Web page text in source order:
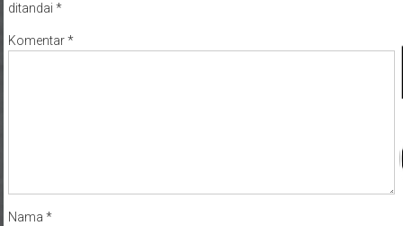
ditandai *
Komentar*
Nama *